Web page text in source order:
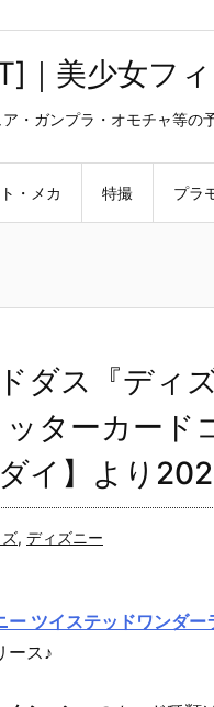
｜美少女フ
・ガンプラ・オモチャ等
・メカ 特撮 プラ
ダス『ディ
ターカード
イ】より
, ディズニー
ー ツイステッドワンダー
ース♪